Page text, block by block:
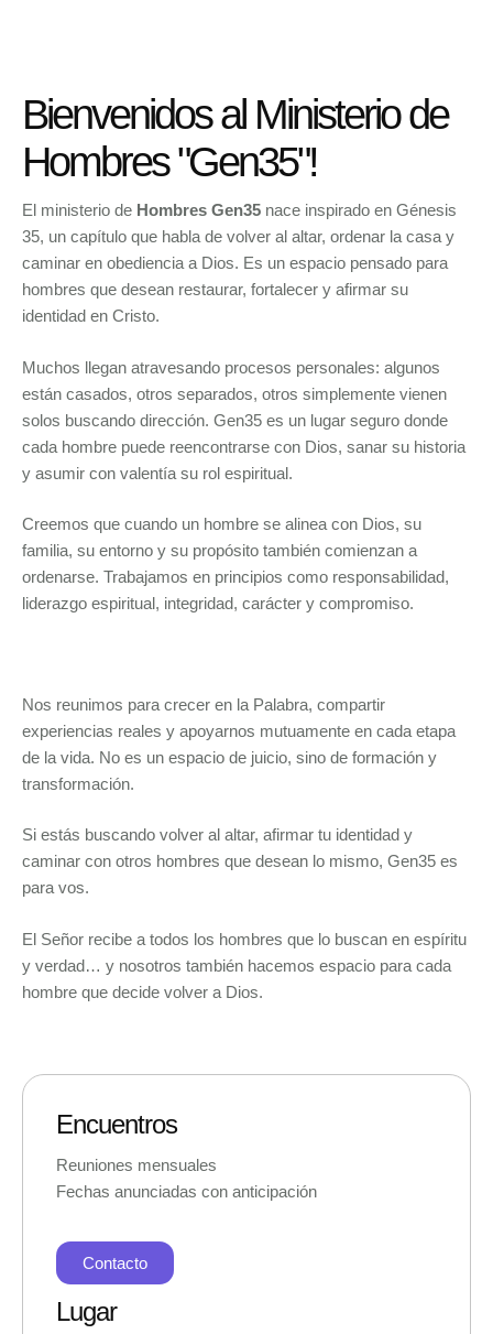
Bienvenidos al Ministerio de
Hombres "Gen35"!
El ministerio de Hombres Gen35 nace inspirado en Génesis
35, un capítulo que habla de volver al altar, ordenar la casa y
caminar en obediencia a Dios. Es un espacio pensado para
hombres que desean restaurar, fortalecer y afirmar su
identidad en Cristo.
Muchos llegan atravesando procesos personales: algunos
están casados, otros separados, otros simplemente vienen
solos buscando dirección. Gen35 es un lugar seguro donde
cada hombre puede reencontrarse con Dios, sanar su historia
y asumir con valentía su rol espiritual.
Creemos que cuando un hombre se alinea con Dios, su
familia, su entorno y su propósito también comienzan a
ordenarse. Trabajamos en principios como responsabilidad,
liderazgo espiritual, integridad, carácter y compromiso.
Nos reunimos para crecer en la Palabra, compartir
experiencias reales y apoyarnos mutuamente en cada etapa
de la vida. No es un espacio de juicio, sino de formación y
transformación.
Si estás buscando volver al altar, afirmar tu identidad y
caminar con otros hombres que desean lo mismo, Gen35 es
para vos.
El Señor recibe a todos los hombres que lo buscan en espíritu
y verdad… y nosotros también hacemos espacio para cada
hombre que decide volver a Dios.
Encuentros
Reuniones mensuales
Fechas anunciadas con anticipación
Contacto
Lugar